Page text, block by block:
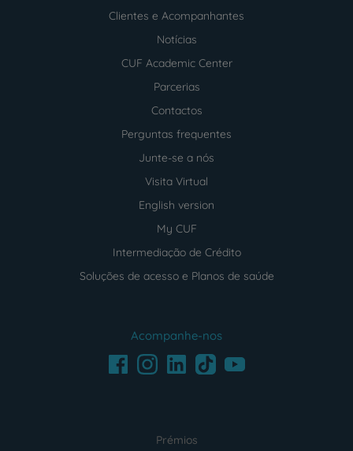
Clientes e Acompanhantes
Notícias
CUF Academic Center
Parcerias
Contactos
Perguntas frequentes
Junte-se a nós
Visita Virtual
English version
My CUF
Intermediação de Crédito
Soluções de acesso e Planos de saúde
Acompanhe-nos
FacebookInstagramLinkedInTikTokYoutube
Prémios